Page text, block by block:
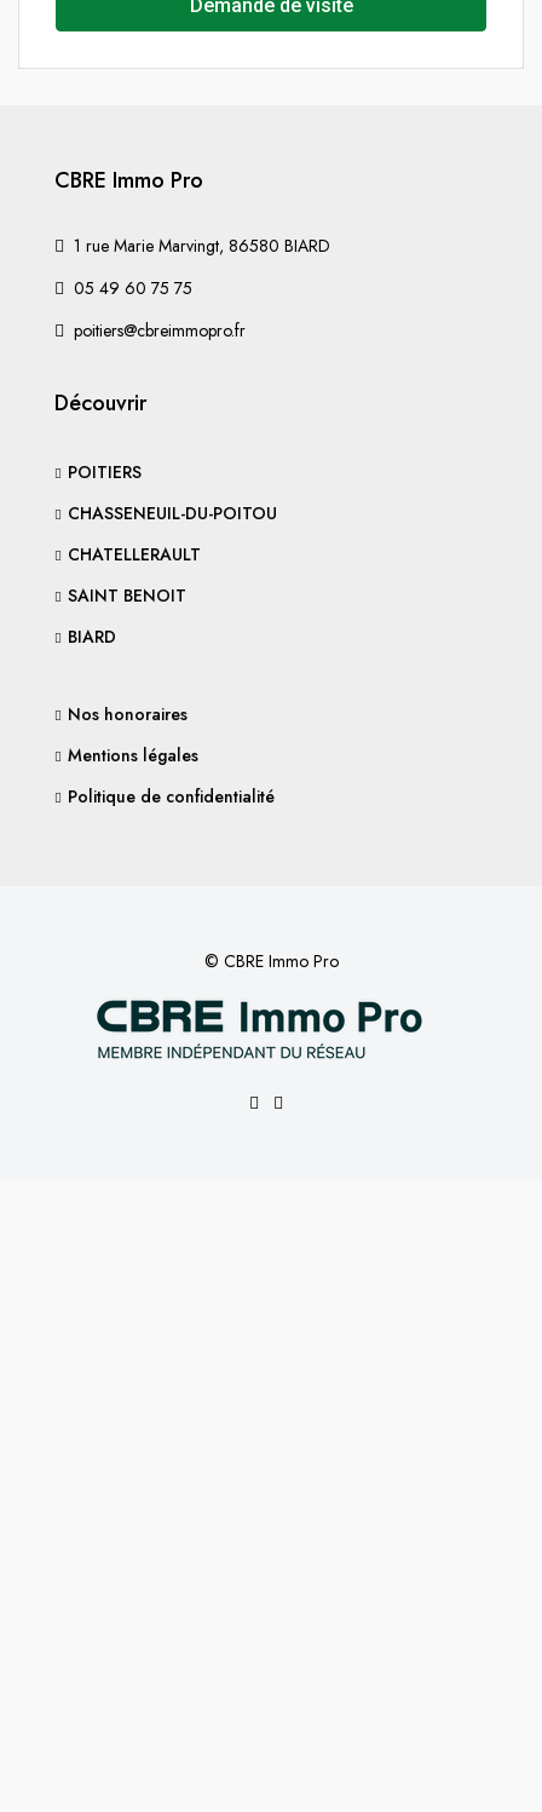
Demande de visite
CBRE Immo Pro
1 rue Marie Marvingt, 86580 BIARD
05 49 60 75 75
poitiers@cbreimmopro.fr
Découvrir
POITIERS
CHASSENEUIL-DU-POITOU
CHATELLERAULT
SAINT BENOIT
BIARD
Nos honoraires
Mentions légales
Politique de confidentialité
© CBRE Immo Pro